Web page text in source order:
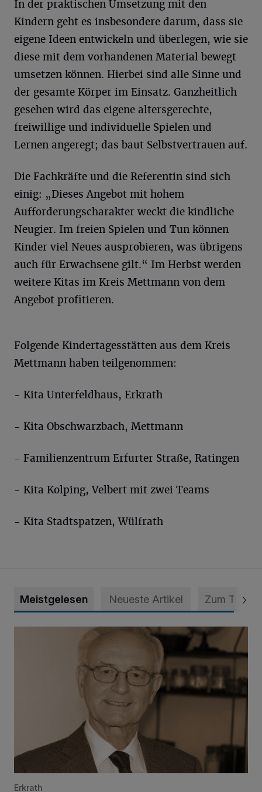
In der praktischen Umsetzung mit den
Kindern geht es insbesondere darum, dass sie
eigene Ideen entwickeln und überlegen, wie sie
diese mit dem vorhandenen Material bewegt
umsetzen können. Hierbei sind alle Sinne und
der gesamte Körper im Einsatz. Ganzheitlich
gesehen wird das eigene altersgerechte,
freiwillige und individuelle Spielen und
Lernen angeregt; das baut Selbstvertrauen auf.
Die Fachkräfte und die Referentin sind sich
einig: „Dieses Angebot mit hohem
Aufforderungscharakter weckt die kindliche
Neugier. Im freien Spielen und Tun können
Kinder viel Neues ausprobieren, was übrigens
auch für Erwachsene gilt.“ Im Herbst werden
weitere Kitas im Kreis Mettmann von dem
Angebot profitieren.
Folgende Kindertagesstätten aus dem Kreis
Mettmann haben teilgenommen:
- Kita Unterfeldhaus, Erkrath
- Kita Obschwarzbach, Mettmann
- Familienzentrum Erfurter Straße, Ratingen
- Kita Kolping, Velbert mit zwei Teams
- Kita Stadtspatzen, Wülfrath
Meistgelesen Neueste Artikel Zum Thema
SPD trauert um Klaus Hänsch
Erkrath